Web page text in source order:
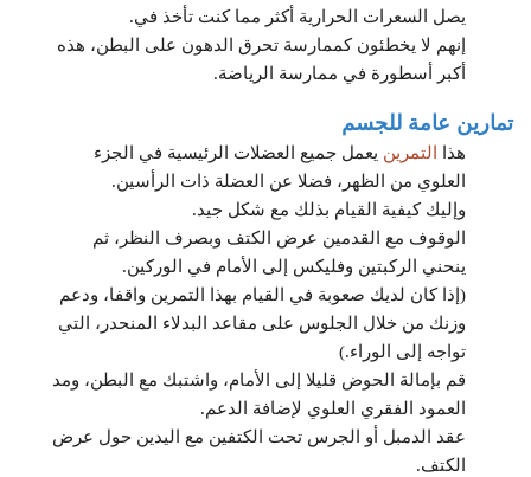
يصل السعرات الحرارية أكثر مما كنت تأخذ في.
إنهم لا يخطئون كممارسة تحرق الدهون على البطن، هذه
أكبر أسطورة في ممارسة الرياضة.
تمارين عامة للجسم
هذا التمرين يعمل جميع العضلات الرئيسية في الجزء
العلوي من الظهر، فضلا عن العضلة ذات الرأسين.
وإليك كيفية القيام بذلك مع شكل جيد.
الوقوف مع القدمين عرض الكتف وبصرف النظر، ثم
ينحني الركبتين وفليكس إلى الأمام في الوركين.
(إذا كان لديك صعوبة في القيام بهذا التمرين واقفا، ودعم
وزنك من خلال الجلوس على مقاعد البدلاء المنحدر، التي
تواجه إلى الوراء.)
قم بإمالة الحوض قليلا إلى الأمام، واشتبك مع البطن، ومد
العمود الفقري العلوي لإضافة الدعم.
عقد الدمبل أو الجرس تحت الكتفين مع اليدين حول عرض
الكتف.